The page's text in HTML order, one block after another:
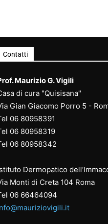
Contatti
Maurizio G. Vigili
di cura "Quisisana"
Gian Giacomo Porro 5 -
06 80958391
06 80958319
06 80958342
Dermopatico
Monti di Creta 104 Roma
06 66464094